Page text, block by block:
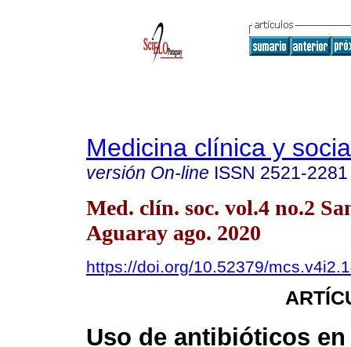
Medicina clínica y
versión On-line ISSN 2521-2281
Med. clín. soc. vol.4 no.2
Aguaray ago. 2020
https://doi.org/10.52379/
Uso de antibióticos